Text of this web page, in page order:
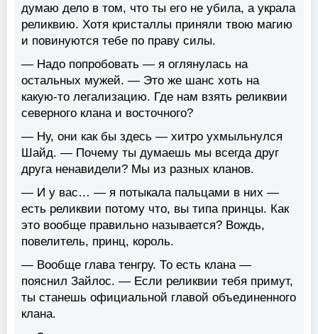
думаю дело в том, что ты его не убила, а украла
реликвию. Хотя кристаллы приняли твою магию
и повинуются тебе по праву силы.
— Надо попробовать — я оглянулась на
остальных мужей. — Это же шанс хоть на
какую-то легализацию. Где нам взять реликвии
северного клана и восточного?
— Ну, они как бы здесь — хитро ухмыльнулся
Шайд. — Почему ты думаешь мы всегда друг
друга ненавидели? Мы из разных кланов.
— И у вас… — я потыкала пальцами в них —
есть реликвии потому что, вы типа принцы. Как
это вообще правильно называется? Вождь,
повелитель, принц, король.
— Вообще глава тенгру. То есть клана —
пояснил Зайлос. — Если реликвии тебя примут,
ты станешь официальной главой объединенного
клана.